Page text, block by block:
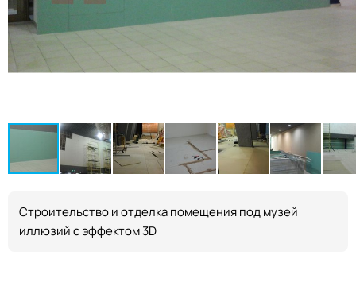
Строительство и отделка помещения под музей
иллюзий с эффектом 3D